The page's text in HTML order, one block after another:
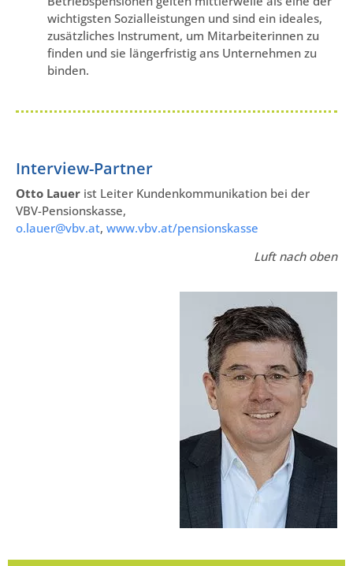
wichtigsten Sozialleistungen und sind ein ideales,
zusätzliches Instrument, um Mitarbeiterinnen zu
finden und sie längerfristig ans Unternehmen zu
binden.
Interview-Partner
Otto Lauer ist Leiter Kundenkommunikation bei der
VBV-Pensionskasse,
o.lauer@vbv.at, www.vbv.at/pensionskasse
Luft nach oben